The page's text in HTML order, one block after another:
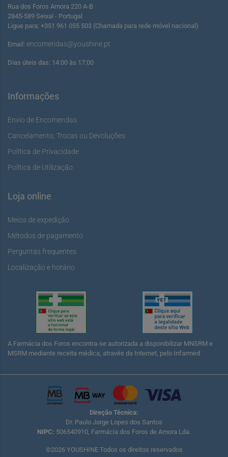
Rua dos Foros Amora 220 A-B
2845-589 Seixal - Portugal
Ligue para: +351 961 055 503 (Chamada para rede móvel nacional)
Email: encomendas@youshine.pt
Dias úteis das: 14:00 às 17:00
Informações
Envio de Encomendas
Cancelamento, Trocas ou Devoluções
Política de Privacidade
Política de Utilização
Loja online
Meios de expedição
Métodos de pagamento
Perguntas frequentes
Localização e horário
A Farmácia dos Foros encontra-se autorizada a disponibilizar MNSRM e
MSRM mediante receita médica, através da Internet, pelo Infarmed
Direção Técnica:
Dr. Paulo Jorge Lopes dos Santos
NIPC: 506540910, Farmácia dos Foros de Amora Lda.
©2026 YOUSHINE Todos os direitos reservados